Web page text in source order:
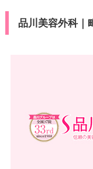
品川美容外科｜